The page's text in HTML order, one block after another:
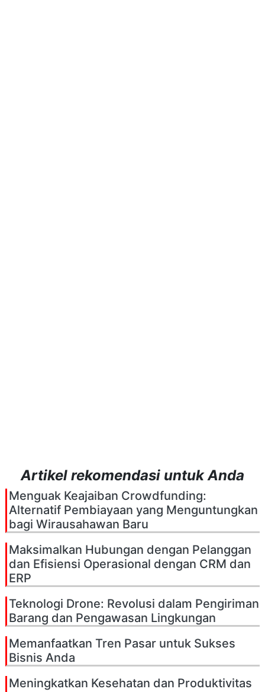
Artikel rekomendasi untuk Anda
Menguak Keajaiban Crowdfunding:
Alternatif Pembiayaan yang Menguntungkan
bagi Wirausahawan Baru
Maksimalkan Hubungan dengan Pelanggan
dan Efisiensi Operasional dengan CRM dan
ERP
Teknologi Drone: Revolusi dalam Pengiriman
Barang dan Pengawasan Lingkungan
Memanfaatkan Tren Pasar untuk Sukses
Bisnis Anda
Meningkatkan Kesehatan dan Produktivitas